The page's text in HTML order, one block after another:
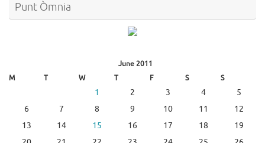
Punt Òmnia
June 2011
M
T W T F S S
1 2 3 4
5
6
7 8 9 10 11
12
13
14 15 16 17 18
19